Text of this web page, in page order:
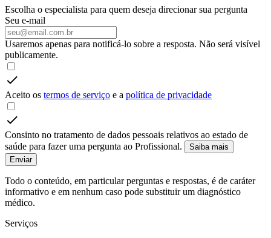
Escolha o especialista para quem deseja direcionar sua pergunta
Seu e-mail
Usaremos apenas para notificá-lo sobre a resposta. Não será visível
publicamente.
Aceito os termos de serviço e a política de privacidade
Consinto no tratamento de dados pessoais relativos ao estado de
saúde para fazer uma pergunta ao Profissional.
Saiba mais
Enviar
Todo o conteúdo, em particular perguntas e respostas, é de caráter
informativo e em nenhum caso pode substituir um diagnóstico
médico.
Serviços